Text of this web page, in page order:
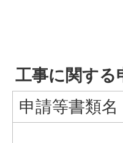
工事に関する
申請等書類名